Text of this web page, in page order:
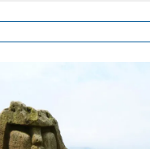
場所として、多くの
ます。
す。利用は無料ですが
です。